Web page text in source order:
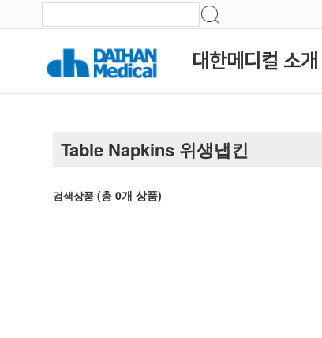
대한메디컬 소개
Table Napkins 위생냅킨
검색상품 (총0개 상품)